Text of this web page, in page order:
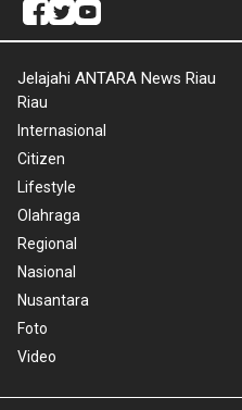
Jelajahi ANTARA News Riau
Riau
Internasional
Citizen
Lifestyle
Olahraga
Regional
Nasional
Nusantara
Foto
Video